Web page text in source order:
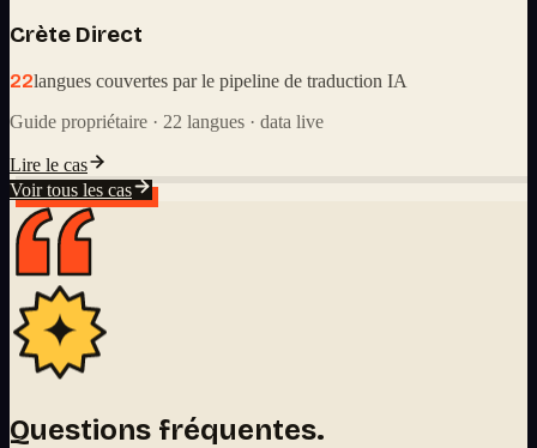
Crète Direct
22langues couvertes par le pipeline de traduction IA
Guide propriétaire · 22 langues · data live
Lire le cas
Voir tous les cas
Questions fréquentes.